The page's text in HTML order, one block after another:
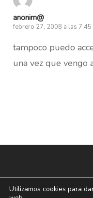
anonim@
febrero 27, 2008 a las 7:45
tampoco puedo
una vez que vengo
Utilizamos cookies para